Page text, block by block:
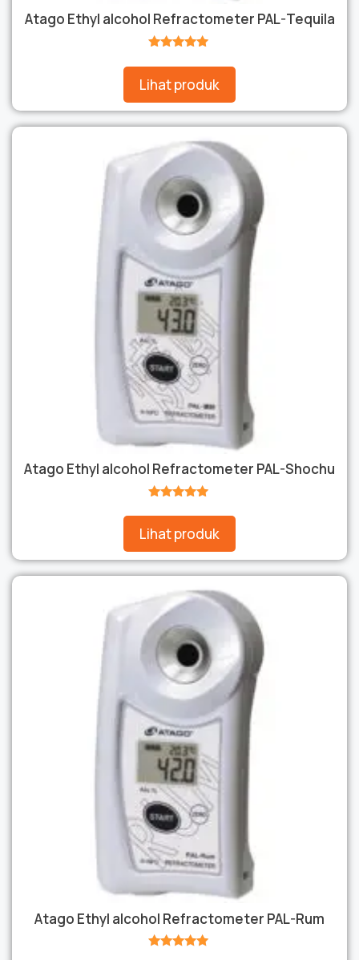
Atago Ethyl alcohol Refractometer PAL-Tequila
Lihat produk
Atago Ethyl alcohol Refractometer PAL-Shochu
Lihat produk
Atago Ethyl alcohol Refractometer PAL-Rum